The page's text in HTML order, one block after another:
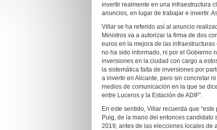
invertir realmente en una infraestructura
anuncios, en lugar de trabajar e invertir.
Villar se ha referido así al anuncio
Ministros va a autorizar la firma de dos
euros en la mejora de las
no ha sido informado, ni por el Gobierno
inversiones en la ciudad con cargo a
la sistemática falta de inversiones por
a invertir en Alicante, pero sin concretar
medios de comunicación en la que se
entre Luceros y la Estación de ADIF”.
En este sentido, Villar recuerda que
Puig, de la mano del entonces candidato
2019, antes de las elecciones locales de